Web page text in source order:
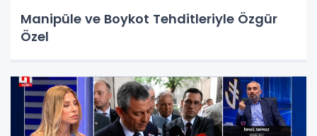
Manipüle ve Boykot Tehditleriyle Özgür
Özel